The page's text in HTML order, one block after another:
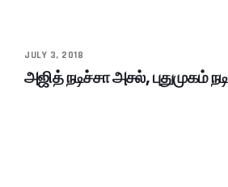
JULY 3, 2018
அஜித் நடிச்சா அசல், புதுமுகம்